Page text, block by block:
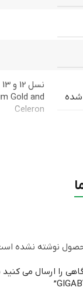
شده
Gold and
Celeron
یک عدد
نوشته نشده
را ارسال می کنید